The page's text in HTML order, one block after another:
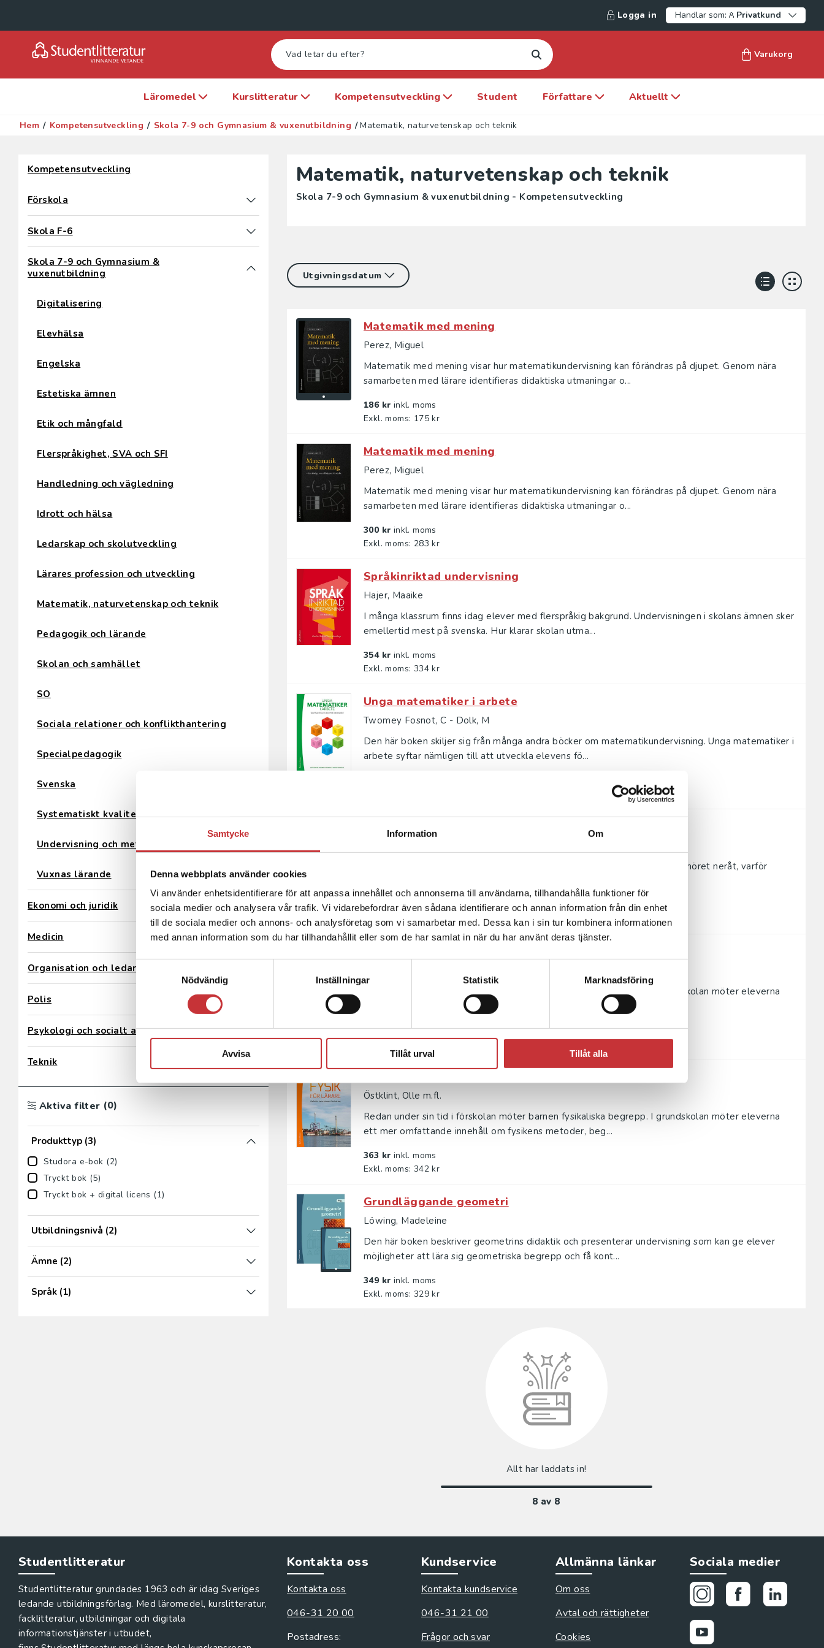
Samtycke Information Om
Denna webbplats använder cookies
Vi använder enhetsidentifierare för att anpassa innehållet och annonserna till användarna, tillhandahålla funktioner för
sociala medier och analysera vår trafik. Vi vidarebefordrar även sådana identifierare och annan information från din enhet
till de sociala medier och annons- och analysföretag som vi samarbetar med. Dessa kan i sin tur kombinera informationen
med annan information som du har tillhandahållit eller som de har samlat in när du har använt deras tjänster.
Samtyckesval
Nödvändig
Inställningar Statistik Marknadsföring
Avvisa Tillåt urval Tillåt alla
Logga in Handlar som: Privatkund
Varukorg
Läromedel Kurslitteratur Kompetensutveckling Student Författare Aktuellt
Hem / Kompetensutveckling / Skola 7-9 och Gymnasium & vuxenutbildning / Matematik, naturvetenskap och teknik
Kompetensutveckling
Förskola
Skola F-6
Skola 7-9 och Gymnasium &
vuxenutbildning
Digitalisering
Elevhälsa
Engelska
Estetiska ämnen
Etik och mångfald
Flerspråkighet, SVA och SFI
Handledning och vägledning
Idrott och hälsa
Ledarskap och skolutveckling
Lärares profession och utveckling
Matematik, naturvetenskap och teknik
Pedagogik och lärande
Skolan och samhället
SO
Sociala relationer och konflikthantering
Specialpedagogik
Svenska
Systematiskt kvalitetsarbete
Undervisning och metod
Vuxnas lärande
Ekonomi och juridik
Medicin
Organisation och ledarskap
Polis
Psykologi och socialt arbete
Teknik
Aktiva filter (0)
Produkttyp (3)
Studora e-bok (2)
Tryckt bok (5)
Tryckt bok + digital licens (1)
Utbildningsnivå (2)
Ämne (2)
Språk (1)
Matematik, naturvetenskap och teknik
Skola 7-9 och Gymnasium & vuxenutbildning - Kompetensutveckling
Matematik med mening
Perez, Miguel
Matematik med mening visar hur matematikundervisning kan förändras på djupet. Genom nära
samarbeten med lärare identifieras didaktiska utmaningar o...
186 kr inkl. moms
Exkl. moms: 175 kr
Matematik med mening
Perez, Miguel
Matematik med mening visar hur matematikundervisning kan förändras på djupet. Genom nära
samarbeten med lärare identifieras didaktiska utmaningar o...
300 kr inkl. moms
Exkl. moms: 283 kr
Språkinriktad undervisning
Hajer, Maaike
I många klassrum finns idag elever med flerspråkig bakgrund. Undervisningen i skolans ämnen sker
emellertid mest på svenska. Hur klarar skolan utma...
354 kr inkl. moms
Exkl. moms: 334 kr
Unga matematiker i arbete
Twomey Fosnot, C - Dolk, M
Den här boken skiljer sig från många andra böcker om matematik­undervisning. Unga matematiker i
arbete syftar nämligen till att utveckla elevens fö...
Fysik i vardagen
Många av oss har säkert undrat över varför smörgåsen alltid faller med smöret neråt, varför
408 krinkl. moms
Exkl. moms: 385 kr
Redan under sin tid i förskolan möter barnen fysikaliska begrepp. I grundskolan möter eleverna
ett mer omfattande innehåll om fysikens metoder, beg...
225 krinkl. moms
Östklint, Olle m.fl.
Redan under sin tid i förskolan möter barnen fysikaliska begrepp. I grundskolan möter eleverna
ett mer omfattande innehåll om fysikens metoder, beg...
363 kr inkl. moms
Exkl. moms: 342 kr
Grundläggande geometri
Löwing, Madeleine
Den här boken beskriver geometrins didaktik och presenterar undervisning som kan ge elever
möjligheter att lära sig geometriska begrepp och få kont...
349 kr inkl. moms
Exkl. moms: 329 kr
Allt har laddats in!
8 av 8
Studentlitteratur
Studentlitteratur grundades 1963 och är idag Sveriges
ledande utbildningsförlag. Med läromedel, kurslitteratur,
facklitteratur, utbildningar och digitala
informationstjänster i utbudet,
Kontakta oss
Kontakta oss
046-31 20 00
Postadress:
Kundservice
Kontakta kundservice
046-31 21 00
Frågor och svar
Allmänna länkar
Om oss
Avtal och rättigheter
Cookies
Sociala medier